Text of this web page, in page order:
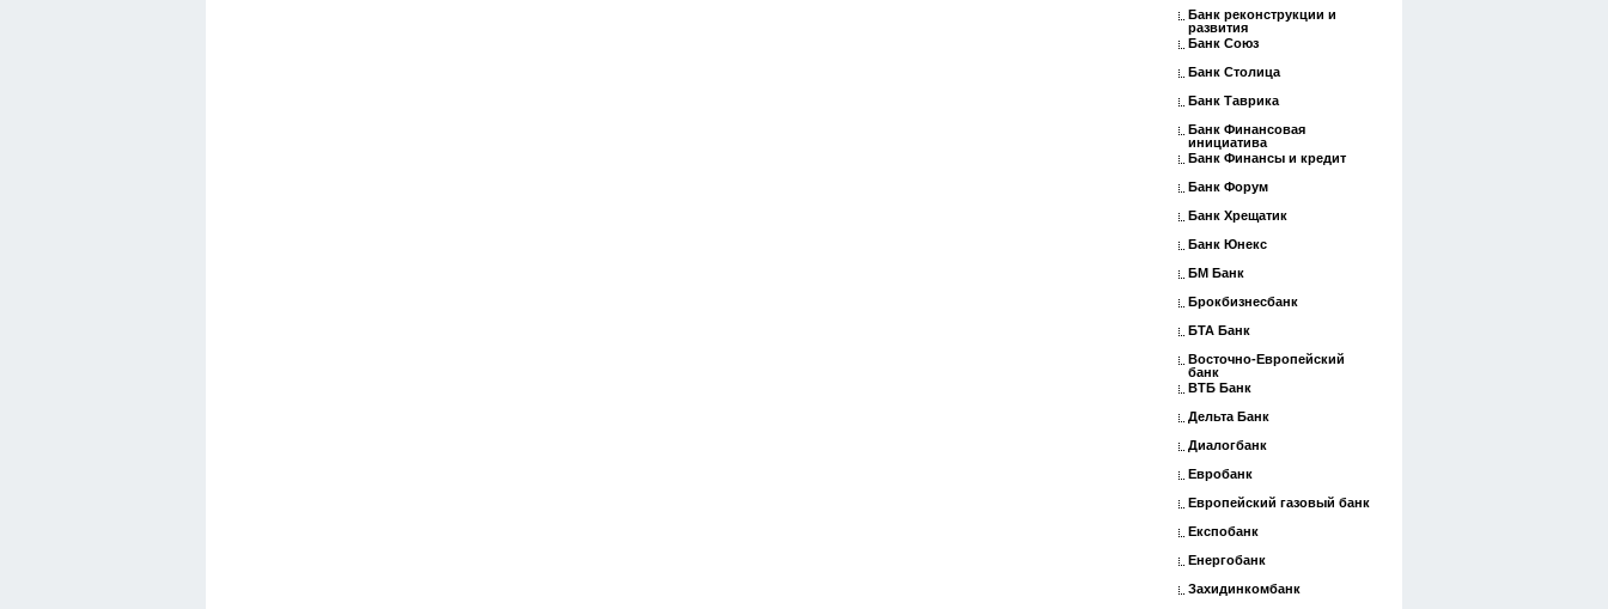
Банк реконструкции и
развития
Банк Союз
Банк Столица
Банк Таврика
Банк Финансовая
инициатива
Банк Финансы и кредит
Банк Форум
Банк Хрещатик
Банк Юнекс
БМ Банк
Брокбизнесбанк
БТА Банк
Восточно-Европейский
банк
ВТБ Банк
Дельта Банк
Диалогбанк
Евробанк
Европейский газовый банк
Експобанк
Енергобанк
Захидинкомбанк